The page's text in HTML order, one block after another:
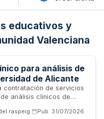
educativos y
Valenciana
para análisis de
de Alicante
contratación de servicios
análisis clínicos de
análisis en las áreas
parasitología,
raspeig Pub. 31/07/2026